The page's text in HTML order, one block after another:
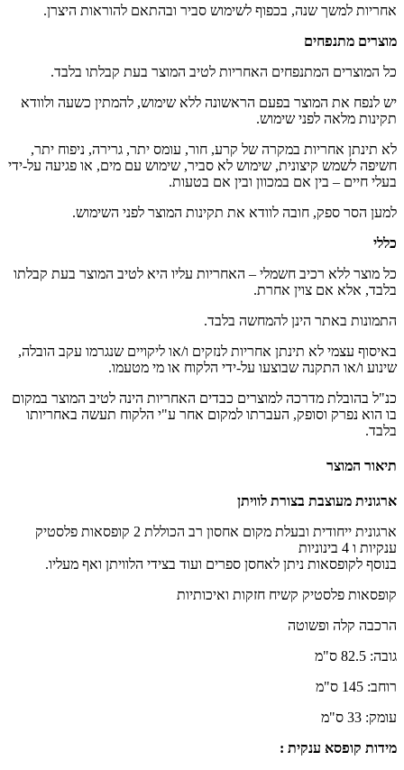
אחריות למשך שנה, בכפוף לשימוש סביר ובהתאם להוראות היצרן.
מוצרים מתנפחים
כל המוצרים המתנפחים האחריות לטיב המוצר בעת קבלתו בלבד.
יש לנפח את המוצר בפעם הראשונה ללא שימוש, להמתין כשעה ולוודא
תקינות מלאה לפני שימוש.
לא תינתן אחריות במקרה של קרע, חור, עומס יתר, גרירה, ניפוח יתר,
חשיפה לשמש קיצונית, שימוש לא סביר, שימוש עם מים, או פגיעה על-ידי
בעלי חיים – בין אם במכוון ובין אם בטעות.
למען הסר ספק, חובה לוודא את תקינות המוצר לפני השימוש.
כללי
כל מוצר ללא רכיב חשמלי – האחריות עליו היא לטיב המוצר בעת קבלתו
בלבד, אלא אם צוין אחרת.
התמונות באתר הינן להמחשה בלבד.
באיסוף עצמי לא תינתן אחריות לנזקים ו/או ליקויים שנגרמו עקב הובלה,
שינוע ו/או התקנה שבוצעו על-ידי הלקוח או מי מטעמו.
כנ"ל בהובלת מדרכה למוצרים כבדים האחריות הינה לטיב המוצר במקום
בו הוא נפרק וסופק, העברתו למקום אחר ע"י הלקוח תעשה באחריותו
בלבד.
תיאור המוצר
ארגונית מעוצבת בצורת לוויתן
ארגונית ייחודית ובעלת מקום אחסון רב הכוללת 2 קופסאות פלסטיק
ענקיות ו 4 בינוניות
בנוסף לקופסאות ניתן לאחסן ספרים ועוד בצידי הלוויתן ואף מעליו.
קופסאות פלסטיק קשיח חזקות ואיכותיות
הרכבה קלה ופשוטה
גובה: 82.5 ס"מ
רוחב: 145 ס"מ
עומק: 33 ס"מ
מידות קופסא ענקית :